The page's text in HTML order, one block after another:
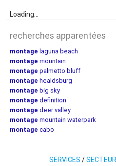
Loading...
recherches apparentées
montage laguna beach
montage mountain
montage palmetto bluff
montage healdsburg
montage big sky
montage definition
montage deer valley
montage mountain waterpark
montage cabo
SERVICES /